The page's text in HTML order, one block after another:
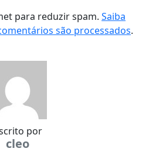
por
cleo
para reduzir spam. Saiba
são processados.